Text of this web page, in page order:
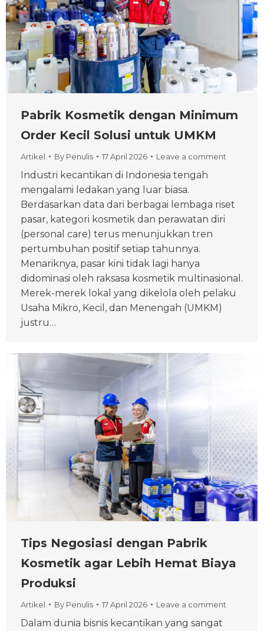
Pabrik Kosmetik dengan Minimum
Order Kecil Solusi untuk UMKM
Artikel By Penulis 17 April 2026 Leave a comment
Industri kecantikan di Indonesia tengah
mengalami ledakan yang luar biasa.
Berdasarkan data dari berbagai lembaga riset
pasar, kategori kosmetik dan perawatan diri
(personal care) terus menunjukkan tren
pertumbuhan positif setiap tahunnya.
Menariknya, pasar kini tidak lagi hanya
didominasi oleh raksasa kosmetik multinasional.
Merek-merek lokal yang dikelola oleh pelaku
Usaha Mikro, Kecil, dan Menengah (UMKM)
justru…
Tips Negosiasi dengan Pabrik
Kosmetik agar Lebih Hemat Biaya
Produksi
Artikel By Penulis 17 April 2026 Leave a comment
Dalam dunia bisnis kecantikan yang sangat